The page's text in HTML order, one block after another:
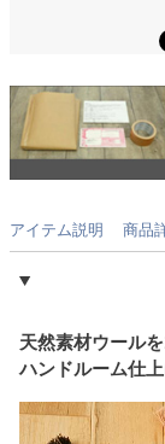
アイテム説明 商品
天然素材ウール
ハンドルーム仕